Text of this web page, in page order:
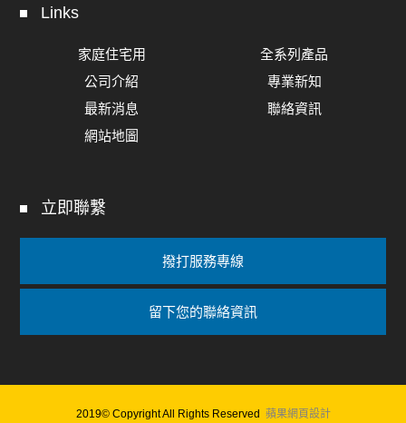
Links
家庭住宅用
全系列產品
公司介紹
專業新知
最新消息
聯絡資訊
網站地圖
立即聯繫
撥打服務專線
留下您的聯絡資訊
2019© Copyright All Rights Reserved 蘋果網頁設計